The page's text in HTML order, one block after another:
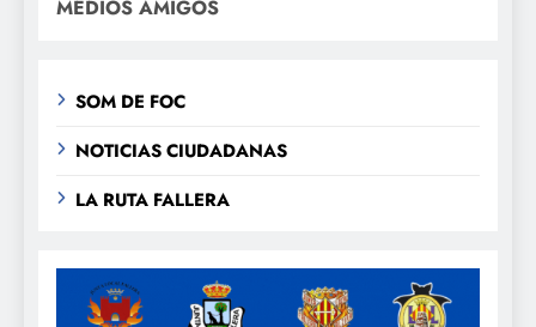
MEDIOS AMIGOS
SOM DE FOC
NOTICIAS CIUDADANAS
LA RUTA FALLERA